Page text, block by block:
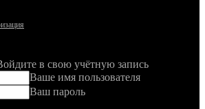
в свою учётную запись
Ваше имя пользователя
Ваш пароль